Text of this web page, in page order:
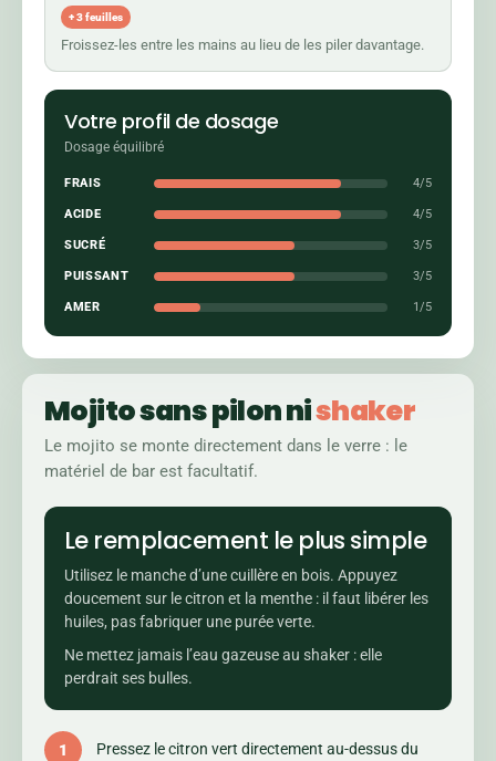
+ 3 feuilles
Froissez-les entre les mains au lieu de les piler davantage.
Votre profil de dosage
Dosage équilibré
FRAIS 4/5
ACIDE 4/5
SUCRÉ 3/5
PUISSANT 3/5
AMER 1/5
Mojito sans pilon nishaker
Le mojito se monte directement dans le verre : le
matériel de bar est facultatif.
Le remplacement le plus simple
Utilisez le manche d’une cuillère en bois. Appuyez
doucement sur le citron et la menthe : il faut libérer les
huiles, pas fabriquer une purée verte.
Ne mettez jamais l’eau gazeuse au shaker : elle
perdrait ses bulles.
Pressez le citron vert directement au-dessus du